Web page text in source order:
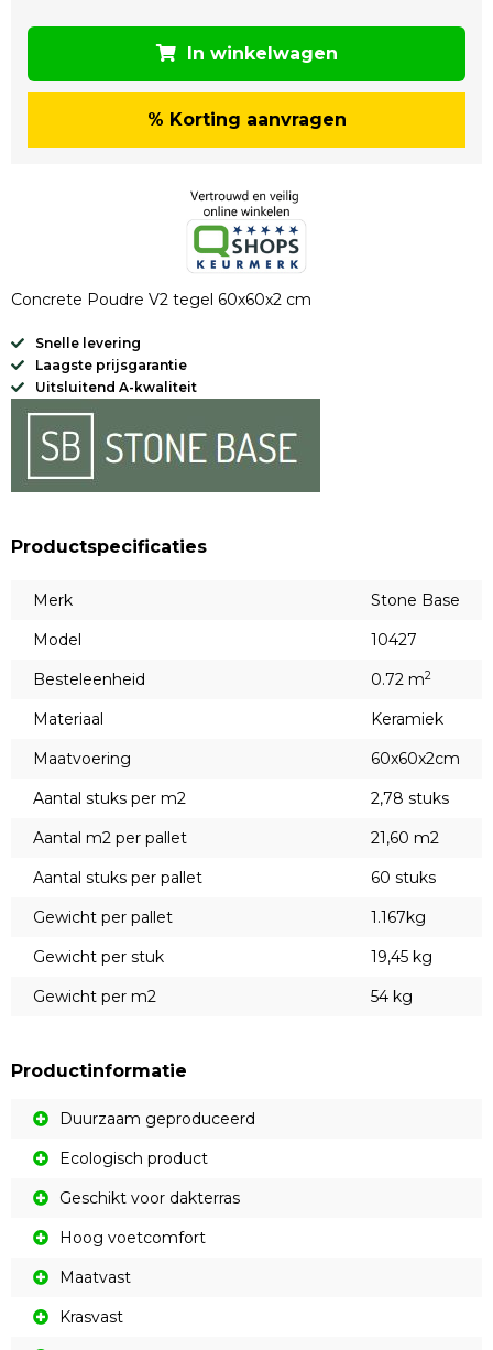
In winkelwagen
% Korting aanvragen
Concrete Poudre V2 tegel 60x60x2 cm
Snelle levering
Laagste prijsgarantie
Uitsluitend A-kwaliteit
Productspecificaties
Merk
Stone Base
Model
10427
Besteleenheid
0.72 m2
Materiaal
Keramiek
Maatvoering
60x60x2cm
Aantal stuks per m2
2,78 stuks
Aantal m2 per pallet
21,60 m2
Aantal stuks per pallet
60 stuks
Gewicht per pallet
1.167kg
Gewicht per stuk
19,45 kg
Gewicht per m2
54 kg
Productinformatie
Duurzaam geproduceerd
Ecologisch product
Geschikt voor dakterras
Hoog voetcomfort
Maatvast
Krasvast